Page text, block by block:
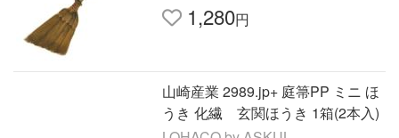
1,280円
山崎産業 2989.jp+ 庭箒PP ミニ ほ
うき 化繊 玄関ほうき 1箱(2本入)